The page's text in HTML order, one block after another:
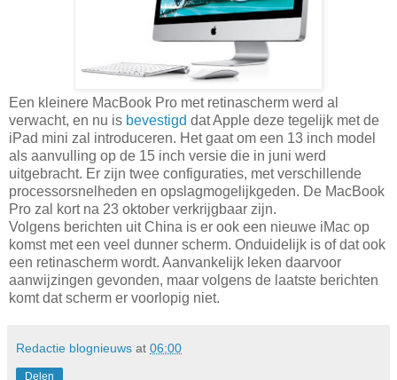
Een kleinere MacBook Pro met retinascherm werd al
verwacht, en nu is bevestigd dat Apple deze tegelijk met de
iPad mini zal introduceren. Het gaat om een 13 inch model
als aanvulling op de 15 inch versie die in juni werd
uitgebracht. Er zijn twee configuraties, met verschillende
processorsnelheden en opslagmogelijkgeden. De MacBook
Pro zal kort na 23 oktober verkrijgbaar zijn.
Volgens berichten uit China is er ook een nieuwe iMac op
komst met een veel dunner scherm. Onduidelijk is of dat ook
een retinascherm wordt. Aanvankelijk leken daarvoor
aanwijzingen gevonden, maar volgens de laatste berichten
komt dat scherm er voorlopig niet.
Redactie blognieuws at 06:00
Delen